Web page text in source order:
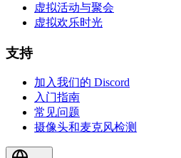
虚拟活动与聚会
虚拟欢乐时光
支持
加入我们的 Discord
入门指南
常见问题
摄像头和麦克风检测